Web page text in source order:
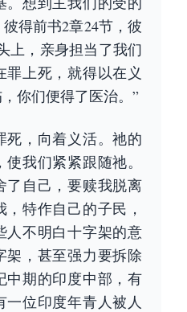
得前书2章24节，彼
上，亲身担当了我们
罪上死，就得以在义
你们便得了医治。”
死，向着义活。祂的
我们紧紧跟随祂。
了自己，要赎我脱离
特作自己的子民，
人不明白十字架的意
架，甚至强力要拆除
中期的印度中部，有
位印度年青人被人